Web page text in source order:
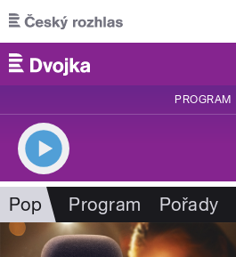
Přejít k hlavnímu obsahu
PROGRAM
Pop Program Pořady